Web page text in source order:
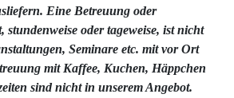
Eine Betreuung oder
stundenweise oder tageweise, ist nicht
Seminare etc. mit vor Ort
mit Kaffee, Kuchen, Häppchen
sind nicht in unserem Angebot.